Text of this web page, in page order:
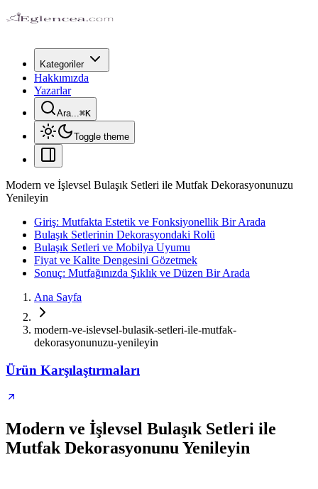
Kategoriler
Hakkımızda
Yazarlar
Ara...⌘K
Toggle theme
Modern ve İşlevsel Bulaşık Setleri ile Mutfak Dekorasyonunuzu
Yenileyin
Giriş: Mutfakta Estetik ve Fonksiyonellik Bir Arada
Bulaşık Setlerinin Dekorasyondaki Rolü
Bulaşık Setleri ve Mobilya Uyumu
Fiyat ve Kalite Dengesini Gözetmek
Sonuç: Mutfağınızda Şıklık ve Düzen Bir Arada
Ana Sayfa
modern-ve-islevsel-bulasik-setleri-ile-mutfak-
dekorasyonunuzu-yenileyin
Ürün Karşılaştırmaları
Modern ve İşlevsel Bulaşık Setleri ile
Mutfak Dekorasyonunu Yenileyin